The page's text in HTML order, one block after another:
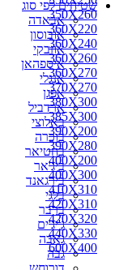
שטיחים לפי סוג
אבאדה
אובוסון
אוזבקי
איספהאן
אנגלי
אפגן
ארדביל
באלוצי
בוכרה
בחטיאר
ביג'אר
בירגאנד
בלגי
ברבר
ג'יג'ים
גאבה
גבה
350X260
360X220
360X240
360X260
360X270
370X270
380X300
385X300
390X200
390X280
400X200
400X300
410X310
420X310
420X320
440X330
600X400